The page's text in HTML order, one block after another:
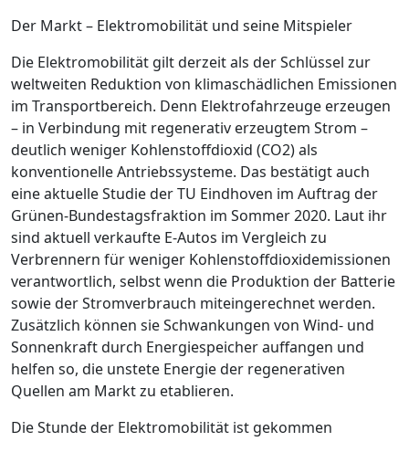
Der Markt – ­Elektromobilität und seine Mitspieler
Die Elektromobilität gilt derzeit als der Schlüssel zur
weltweiten Reduktion von klimaschädlichen Emissionen
im Transportbe­reich. Denn Elektrofahrzeuge erzeugen
– in Verbindung mit regenerativ erzeugtem Strom –
deutlich weniger Kohlenstoffdioxid (CO2) als
konventionelle Antriebssysteme. Das bestätigt auch
eine aktuelle Studie der TU Eindhoven im Auftrag der
Grünen-Bundestagsfraktion im Sommer 2020. Laut ihr
sind aktuell verkaufte E-Autos im Vergleich zu
Verbrennern für weniger Kohlenstoffdioxidemissionen
verantwortlich, selbst wenn die Produktion der Batterie
sowie der Stromverbrauch miteingerechnet werden.
Zusätzlich können sie Schwankungen von Wind- und
Sonnenkraft durch Energiespeicher auffangen und
helfen so, die unstete Energie der regenerativen
Quellen am Markt zu etablieren.
Die Stunde der ­Elektromobilität ist gekommen